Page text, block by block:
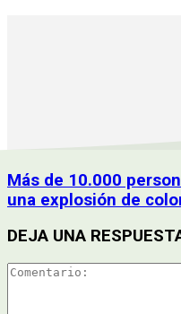
Más de 10.000
una explosión de
DEJA UNA